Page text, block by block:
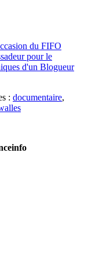
du FIFO
pour le
d'un Blogueur
: documentaire,